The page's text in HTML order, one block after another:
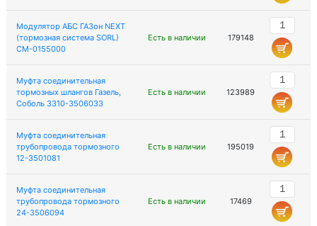
Модулятор АБС ГАЗон NEXT
(тормозная система SORL)
CM-0155000
Есть в наличии 179148
Муфта соединительная
тормозных шлангов Газель,
Соболь 3310-3506033
Есть в наличии 123989
Муфта соединительная
трубопровода тормозного
12-3501081
Есть в наличии 195019
Муфта соединительная
трубопровода тормозного
24-3506094
Есть в наличии 17469